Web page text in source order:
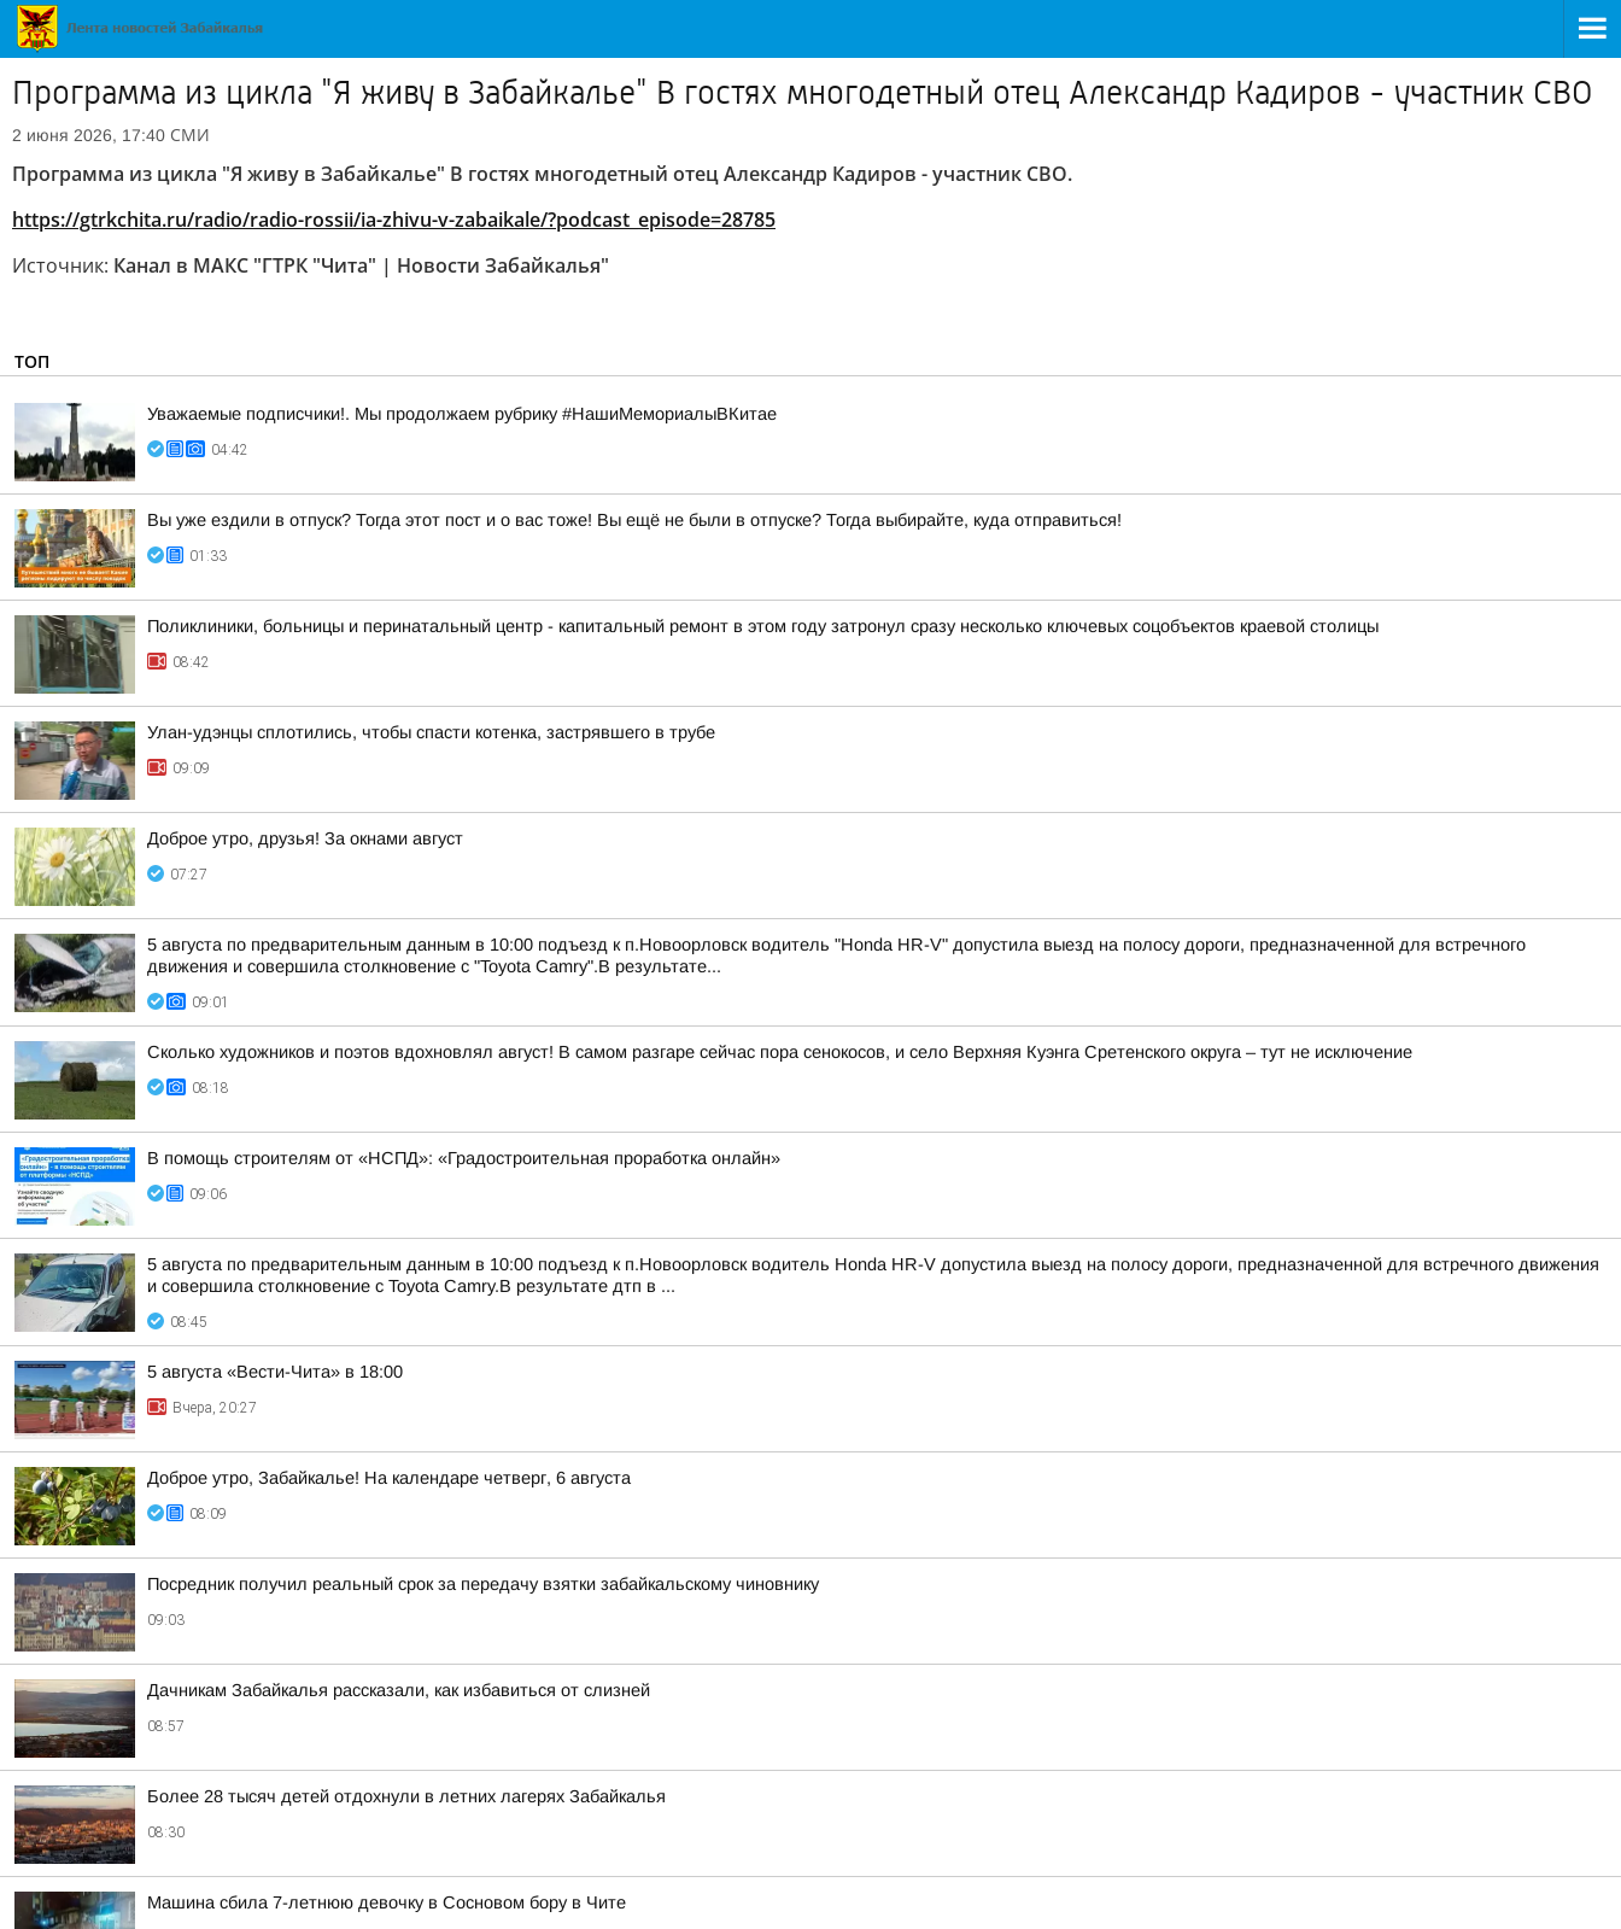
Программа из цикла "Я живу в Забайкалье" В гостях многодетный отец Александр Кадиров - участник СВО
2 июня 2026, 17:40 СМИ
Программа из цикла "Я живу в Забайкалье" В гостях многодетный отец Александр Кадиров - участник СВО.
https://gtrkchita.ru/radio/radio-rossii/ia-zhivu-v-zabaikale/?podcast_episode=28785
Источник: Канал в МАКС "ГТРК "Чита" | Новости Забайкалья"
ТОП
Уважаемые подписчики!. Мы продолжаем рубрику #НашиМемориалыВКитае
04:42
Вы уже ездили в отпуск? Тогда этот пост и о вас тоже! Вы ещё не были в отпуске? Тогда выбирайте, куда отправиться!
01:33
Поликлиники, больницы и перинатальный центр - капитальный ремонт в этом году затронул сразу несколько ключевых соцобъектов краевой столицы
08:42
Улан-удэнцы сплотились, чтобы спасти котенка, застрявшего в трубе
09:09
Доброе утро, друзья! За окнами август
07:27
5 августа по предварительным данным в 10:00 подъезд к п.Новоорловск водитель "Honda HR-V" допустила выезд на полосу дороги, предназначенной для встречного
движения и совершила столкновение с "Toyota Camry".В результате...
09:01
Сколько художников и поэтов вдохновлял август! В самом разгаре сейчас пора сенокосов, и село Верхняя Куэнга Сретенского округа – тут не исключение
08:18
В помощь строителям от «НСПД»: «Градостроительная проработка онлайн»
09:06
5 августа по предварительным данным в 10:00 подъезд к п.Новоорловск водитель Honda HR-V допустила выезд на полосу дороги, предназначенной для встречного движения
и совершила столкновение с Toyota Camry.В результате дтп в ...
08:45
5 августа «Вести-Чита» в 18:00
Вчера, 20:27
Доброе утро, Забайкалье! На календаре четверг, 6 августа
08:09
Посредник получил реальный срок за передачу взятки забайкальскому чиновнику
09:03
Дачникам Забайкалья рассказали, как избавиться от слизней
08:57
Более 28 тысяч детей отдохнули в летних лагерях Забайкалья
08:30
Машина сбила 7-летнюю девочку в Сосновом бору в Чите